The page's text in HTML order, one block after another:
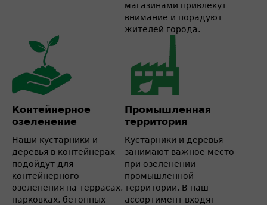
магазинами привлекут
внимание и порадуют
жителей города.
Контейнерное
озеленение
Наши кустарники и
деревья в контейнерах
подойдут для
контейнерного
озеленения на террасах,
парковках, бетонных
Промышленная
территория
Кустарники и деревья
занимают важное место
при озеленении
промышленной
территории. В наш
ассортимент входят